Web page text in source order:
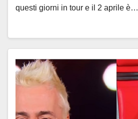
questi giorni in tour e il 2 aprile è…